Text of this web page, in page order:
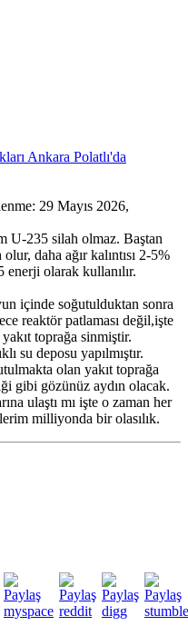
Ankara Polatlı'da
: 29 Mayıs 2026,
U-235 silah olmaz. Baştan
daha ağır kalıntısı 2-5%
olarak kullanılır.
içinde soğutulduktan sonra
reaktör patlaması değil,işte
toprağa sinmiştir.
su deposu yapılmıştır.
olan yakıt toprağa
gibi gözünüz aydın olacak.
ulaştı mı işte o zaman her
milliyonda bir olasılık.